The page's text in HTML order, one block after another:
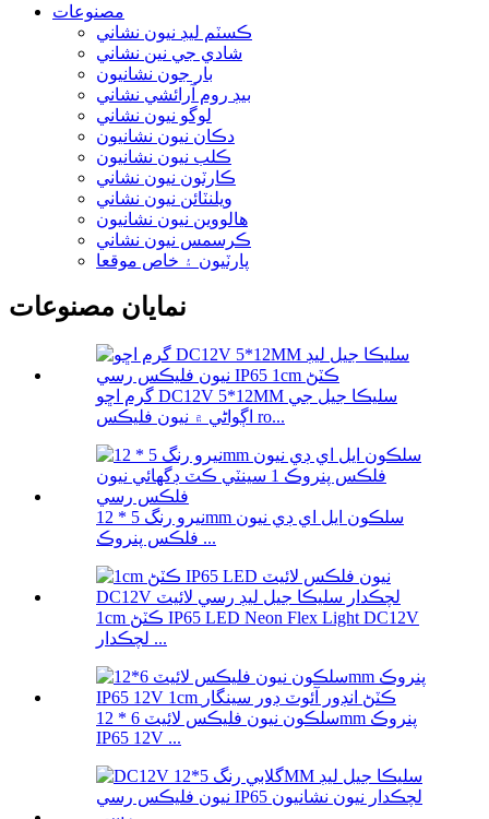
مصنوعات
ڪسٽم ليڊ نيون نشاني
شادي جي نين نشاني
بار جون نشانيون
بيڊ روم آرائشي نشاني
لوگو نيون نشاني
دڪان نيون نشانيون
ڪلب نيون نشانيون
ڪارٽون نيون نشاني
ويلنٽائن نيون نشاني
هالووین نيون نشانيون
ڪرسمس نيون نشاني
پارٽيون ۽ خاص موقعا
نمايان مصنوعات
گرم اڇو DC12V 5*12MM سليڪا جيل جي
اڳواڻي ۾ نيون فليڪس ro...
نيرو رنگ 5 * 12mm سلڪون ايل اي ڊي نيون
فلڪس پنروڪ ...
1cm ڪٽڻ IP65 LED Neon Flex Light DC12V
لچڪدار ...
سلڪون نيون فليڪس لائيٽ 6 * 12mm پنروڪ
IP65 12V ...